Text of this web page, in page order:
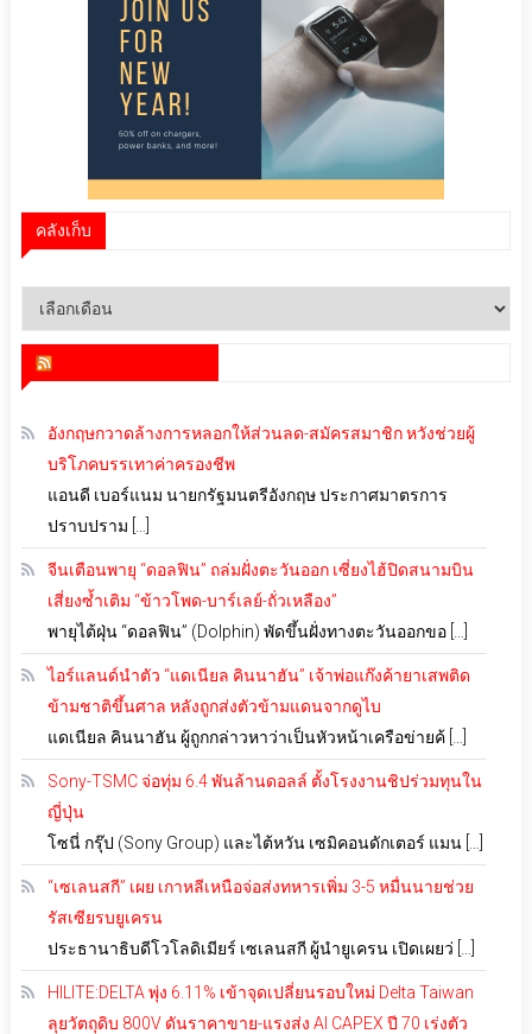
คลังเก็บ
คลัง
อังกฤษกวาดล้างการหลอกให้ส่วนลด-สมัครสมาชิก หวังช่วยผู้
บริโภคบรรเทาค่าครองชีพ
แอนดี เบอร์แนม นายกรัฐมนตรีอังกฤษ ประกาศมาตรการ
ปราบปราม […]
จีนเตือนพายุ “ดอลฟิน” ถล่มฝั่งตะวันออก เซี่ยงไฮ้ปิดสนามบิน
เสี่ยงซ้ำเติม “ข้าวโพด-บาร์เลย์-ถั่วเหลือง”
พายุไต้ฝุ่น “ดอลฟิน” (Dolphin) พัดขึ้นฝั่งทางตะวันออกขอ […]
ไอร์แลนด์นำตัว “แดเนียล คินนาฮัน” เจ้าพ่อแก๊งค้ายาเสพติด
ข้ามชาติขึ้นศาล หลังถูกส่งตัวข้ามแดนจากดูไบ
แดเนียล คินนาฮัน ผู้ถูกกล่าวหาว่าเป็นหัวหน้าเครือข่ายค้ […]
Sony-TSMC จ่อทุ่ม 6.4 พันล้านดอลล์ ตั้งโรงงานชิปร่วมทุนใน
ญี่ปุ่น
โซนี่ กรุ๊ป (Sony Group) และไต้หวัน เซมิคอนดักเตอร์ แมน […]
“เซเลนสกี” เผย เกาหลีเหนือจ่อส่งทหารเพิ่ม 3-5 หมื่นนายช่วย
รัสเซียรบยูเครน
ประธานาธิบดีโวโลดิเมียร์ เซเลนสกี ผู้นำยูเครน เปิดเผยว่ […]
HILITE:DELTA พุ่ง 6.11% เข้าจุดเปลี่ยนรอบใหม่ Delta Taiwan
ลุยวัตถุดิบ 800V ดันราคาขาย-แรงส่ง AI CAPEX ปี 70 เร่งตัว